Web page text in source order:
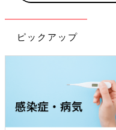
ピックアップ